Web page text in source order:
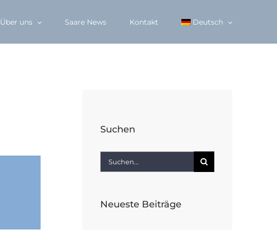
Über uns Saare News Kontakt Deutsch
Suchen
Suche
Neueste Beiträge